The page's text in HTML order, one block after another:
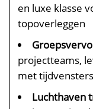
en luxe klasse
topoverleggen
projectteams,
met tijdvensters
Luchthaven